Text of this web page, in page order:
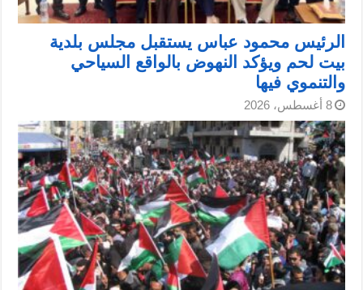
الرئيس محمود عباس يستقبل مجلس بلدية
بيت لحم ويؤكد النهوض بالواقع السياحي
والتنموي فيها
8 أغسطس، 2026